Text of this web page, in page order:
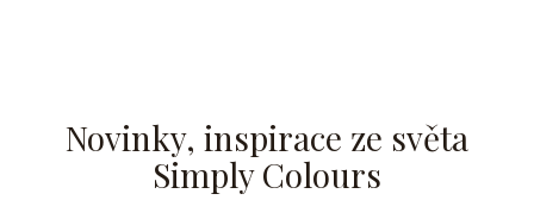
Novinky, inspirace ze světa
Simply Colours